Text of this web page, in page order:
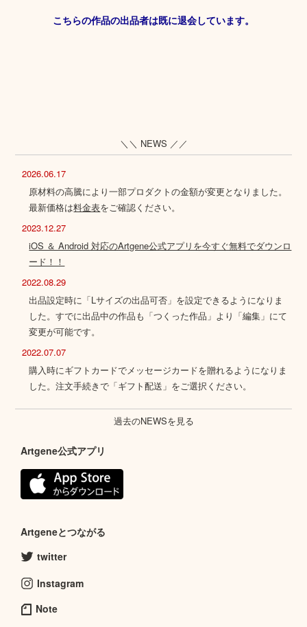
こちらの作品の出品者は既に退会しています。
＼＼ NEWS ／／
2026.06.17
原材料の高騰により一部プロダクトの金額が変更となりました。
最新価格は料金表をご確認ください。
2023.12.27
iOS ＆ Android 対応のArtgene公式アプリを今すぐ無料でダウンロ
ード！！
2022.08.29
出品設定時に「Lサイズの出品可否」を設定できるようになりま
した。すでに出品中の作品も「つくった作品」より「編集」にて
変更が可能です。
2022.07.07
購入時にギフトカードでメッセージカードを贈れるようになりま
した。注文手続きで「ギフト配送」をご選択ください。
過去のNEWSを見る
Artgene公式アプリ
Artgeneとつながる
twitter
Instagram
Note